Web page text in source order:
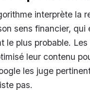
interprète la
sens financier, qui
le plus probable. Les
leur contenu
les juge
pas.